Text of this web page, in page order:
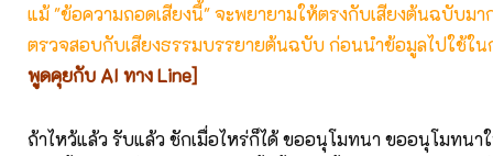
แม้ "ข้อความถอดเสียงนี้" จะพยายามให้ตรงกับเสียงต้นฉบับม
ตรวจสอบกับเสียงธรรมบรรยายต้นฉบับ ก่อนนำข้อมูลไปใช้ใน
พูดคุยกับ AI ทาง Line]
ถ้าไหว้แล้ว รับแล้ว ชักเมื่อไหร่ก็ได้ ขออนุโมทนา ขออนุโมทนา